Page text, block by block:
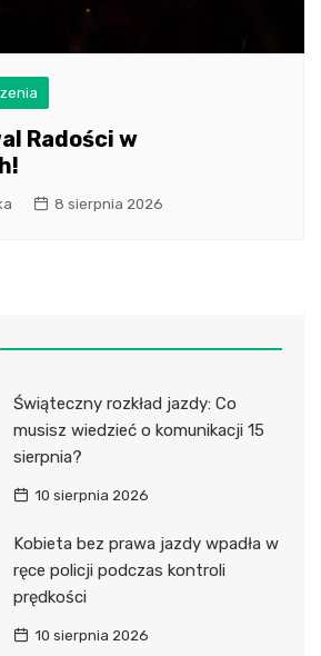
Radości w
8 sierpnia 2026
Świąteczny rozkład jazdy: Co
musisz wiedzieć o komunikacji 15
sierpnia?
10 sierpnia 2026
Kobieta bez prawa jazdy wpadła w
ręce policji podczas kontroli
prędkości
10 sierpnia 2026